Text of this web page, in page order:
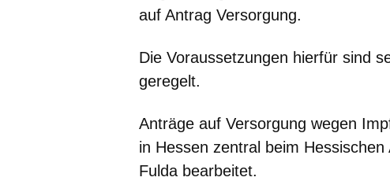
auf Antrag Versorgung.
Die Voraussetzungen hierfür sind
geregelt.
Anträge auf Versorgung wegen
in Hessen zentral beim
Fulda bearbeitet.